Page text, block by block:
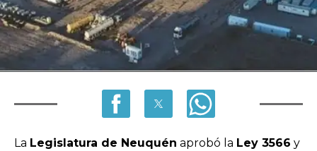
La Legislatura de Neuquén aprobó la Ley 3566 y